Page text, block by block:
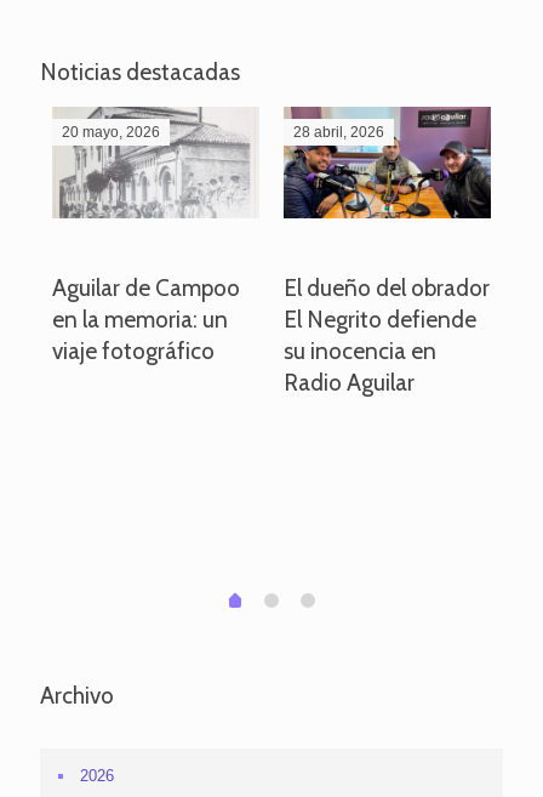
Noticias destacadas
20 mayo, 2026
Aguilar de Campoo
en la memoria: un
viaje fotográfico
28 abril, 2026
El dueño del obrador
El Negrito defiende
su inocencia en
Radio Aguilar
0 1 2
Archivo
2026